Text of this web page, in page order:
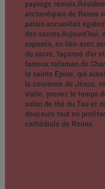
paysage
archevêques de Reims
palais accueillait
des sacres.Aujourd’hui,
exposés, en lien avec
du sacre, façonné d’or
fameux talisman de
la sainte Epine, qui
la couronne de Jésus,
visite, prenez le temps
salon de thé du Tau et
douceurs tout en
cathédrale de Reims.